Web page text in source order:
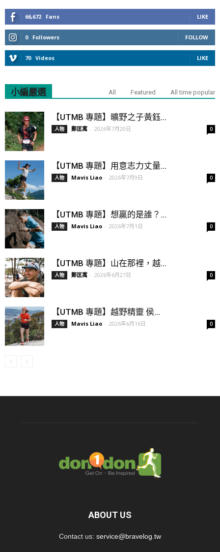
66,672 Fans LIKE
0 Followers FOLLOW
70 Videos LIKE
小編嚴選 All Featured All time popular
【UTMB 專題】曠野之子黃鈺...
人物 鄭匡寓 - 2026年7月20日 0
【UTMB 專題】用意志力丈量...
人物 Mavis Liao - 2026年7月9日 0
【UTMB 專題】想贏的是誰？...
人物 Mavis Liao - 2026年7月1日 0
【UTMB 專題】山在那裡，越...
人物 鄭匡寓 - 2026年6月27日 0
【UTMB 專題】越野精靈 侯...
人物 Mavis Liao - 2026年6月16日 0
ABOUT US
Contact us: service@bravelog.tw